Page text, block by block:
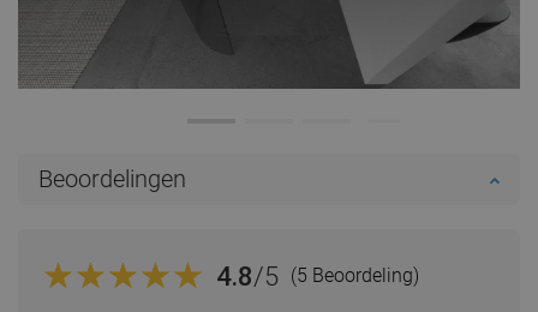
Beoordelingen
4.8/5 (5 Beoordeling)